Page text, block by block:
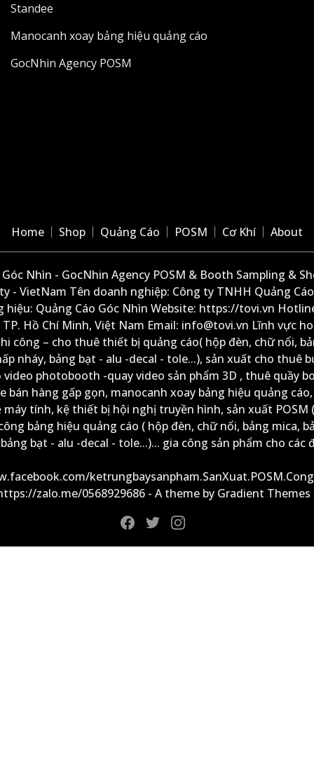
Standee
Manocanh xoay bảng hiệu quảng cáo
GocNhin Agency POSM
Home Shop Quảng Cáo POSM Cơ Khí About
Nhìn - GocNhin Agency POSM & Booth Sampling &
- VietNam Tên doanh nghiệp: Công ty TNHH Quảng
Quảng Cáo Góc Nhìn Website: https://tovi.vn
Hồ Chí Minh, Việt Nam Email: info@tovi.vn Lĩnh vực
công – cho thuê thiết bị quảng cáo( hộp đèn, chữ nổi,
nháy, bảng bạt - alu -decal - tole...), sản xuất cho thuê
photobooth -quay video sản phẩm 3D , thuê quầy
bán hàng gấp gọn, manocanh xoay bảng hiệu quảng
tính, kệ thiết bị hội nghị truyền hình, sản xuất POSM
bảng hiệu quảng cáo ( hộp đèn, chữ nổi, bảng mica,
bạt - alu -decal - tole...)... gia công sản phẩm cho các
zalo.me/0568929686 - A theme by Gradient